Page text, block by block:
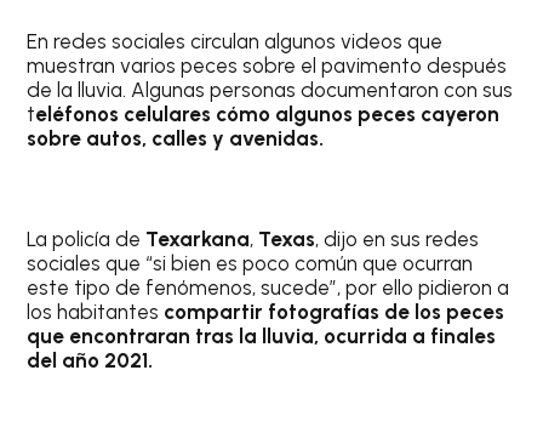
En redes sociales circulan algunos videos que
muestran varios peces sobre el pavimento después
de la lluvia. Algunas personas documentaron con sus
teléfonos celulares cómo algunos peces cayeron
sobre autos, calles y avenidas.
La policía de Texarkana, Texas, dijo en sus redes
sociales que “si bien es poco común que ocurran
este tipo de fenómenos, sucede”, por ello pidieron a
los habitantes compartir fotografías de los peces
que encontraran tras la lluvia, ocurrida a finales
del año 2021.